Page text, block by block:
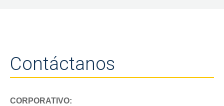
Contáctanos
CORPORATIVO: